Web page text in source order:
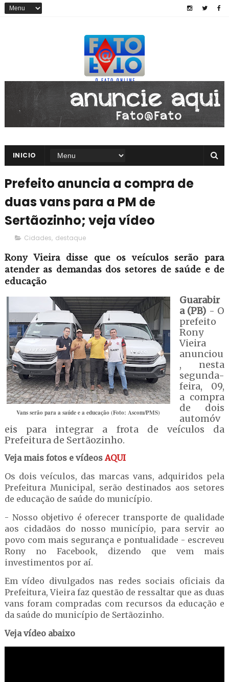
INICIO
Prefeito anuncia a compra de
duas vans para a PM de
Sertãozinho; veja vídeo
Cidades, destaque
Rony Vieira disse que os veículos serão para
atender as demandas dos setores de saúde e de
educação
Vans serão para a saúde e a educação (Foto: Ascom/PMS)
Guarabir
a (PB) - O
prefeito
Rony
Vieira
anunciou
, nesta
segunda-
feira, 09,
a compra
de dois
automóv
eis para integrar a frota de veículos da
Prefeitura de Sertãozinho.
Veja mais fotos e vídeosAQUI
Os dois veículos, das marcas vans, adquiridos pela
Prefeitura Municipal, serão destinados aos setores
de educação de saúde do município.
- Nosso objetivo é oferecer transporte de qualidade
aos cidadãos do nosso município, para servir ao
povo com mais segurança e pontualidade - escreveu
Rony no Facebook, dizendo que vem mais
investimentos por aí.
Em vídeo divulgados nas redes sociais oficiais da
Prefeitura, Vieira faz questão de ressaltar que as duas
vans foram compradas com recursos da educação e
da saúde do município de Sertãozinho.
Veja vídeo abaixo